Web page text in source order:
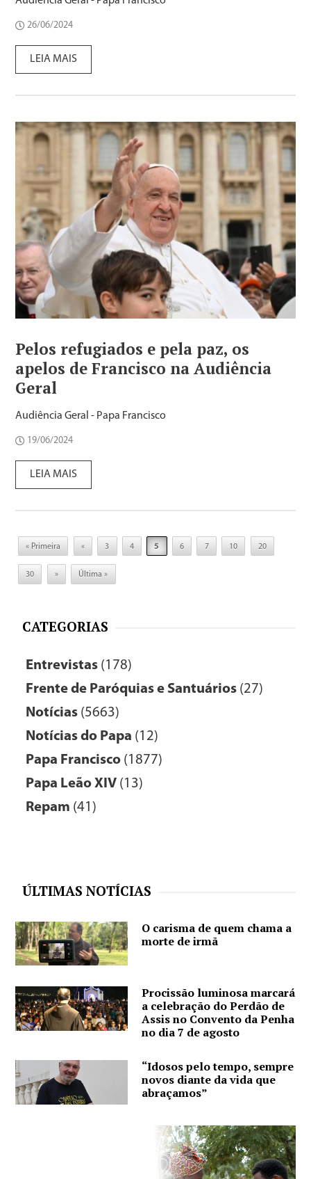
26/06/2024
LEIA MAIS
Pelos refugiados e pela paz, os
apelos de Francisco na Audiência
Geral
Audiência Geral - Papa Francisco
19/06/2024
LEIA MAIS
« Primeira « 3 4 5 6 7 10 20
30 » Última »
CATEGORIAS
Entrevistas (178)
Frente de Paróquias e Santuários (27)
Notícias (5663)
Notícias do Papa (12)
Papa Francisco (1877)
Papa Leão XIV (13)
Repam (41)
ÚLTIMAS NOTÍCIAS
O carisma de quem chama a
morte de irmã
Procissão luminosa marcará
a celebração do Perdão de
Assis no Convento da Penha
no dia 7 de agosto
“Idosos pelo tempo, sempre
novos diante da vida que
abraçamos”